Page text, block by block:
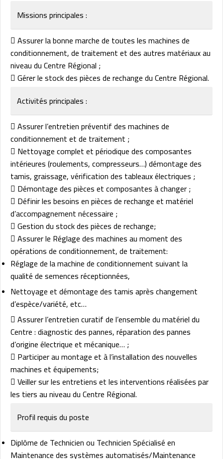
Missions principales :
 Assurer la bonne marche de toutes les machines de
conditionnement, de traitement et des autres matériaux au
niveau du Centre Régional ;
 Gérer le stock des pièces de rechange du Centre Régional.
Activités principales :
 Assurer l’entretien préventif des machines de
conditionnement et de traitement ;
 Nettoyage complet et périodique des composantes
intérieures (roulements, compresseurs…) démontage des
tamis, graissage, vérification des tableaux électriques ;
 Démontage des pièces et composantes à changer ;
 Définir les besoins en pièces de rechange et matériel
d’accompagnement nécessaire ;
 Gestion du stock des pièces de rechange;
 Assurer le Réglage des machines au moment des
opérations de conditionnement, de traitement:
Réglage de la machine de conditionnement suivant la
qualité de semences réceptionnées,
Nettoyage et démontage des tamis après changement
d’espèce/variété, etc…
 Assurer l’entretien curatif de l’ensemble du matériel du
Centre : diagnostic des pannes, réparation des pannes
d’origine électrique et mécanique… ;
 Participer au montage et à l’installation des nouvelles
machines et équipements;
 Veiller sur les entretiens et les interventions réalisées par
les tiers au niveau du Centre Régional.
Profil requis du poste
Diplôme de Technicien ou Technicien Spécialisé en
Maintenance des systèmes automatisés/Maintenance